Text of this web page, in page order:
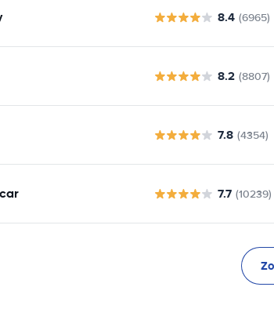
8.4 (6965)
8.2 (8807)
7.8 (4354)
7.7 (10239)